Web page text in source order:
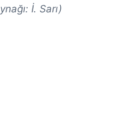
İ. Sarı)